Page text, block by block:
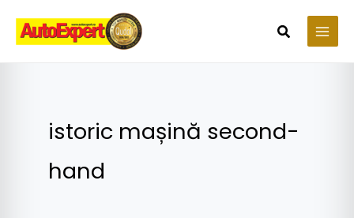
content
Search
istoric mașină second-
hand